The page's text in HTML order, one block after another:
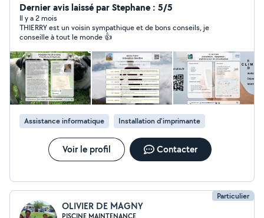
réseau domestique .Bref vous aider dans toutes les
matières technologiques : informatique , télé
connectée, wifi cpl réseau domestique imprimantes,
smartphone, sites web , fiche Google business (depuis
94 soit 32 ans), prodigue également un cours de
vulgarisation de l'informatique en 10h adaptable à tout
niveau
Dernier avis laissé par Stephane : 5/5
Il y a 2 mois
THIERRY est un voisin sympathique et de bons conseils, je
conseille à tout le monde 👍
Assistance informatique Installation d'imprimante
Voir le profil Contacter
Particulier
OLIVIER DE MAGNY